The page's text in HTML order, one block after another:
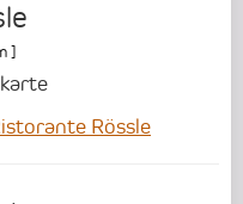
]
Rössle